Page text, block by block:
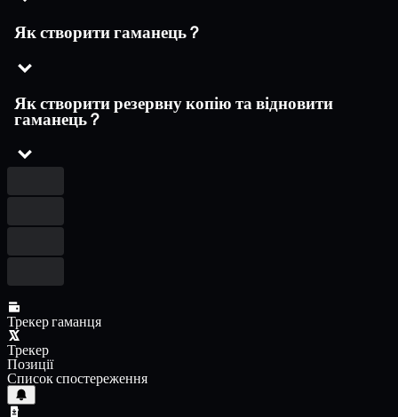
Як створити гаманець ?
Як створити резервну копію та відновити
гаманець ?
Трекер гаманця
Трекер
Позиції
Список спостереження